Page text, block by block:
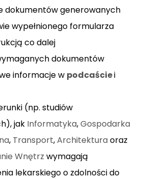
dokumentów generowanych
wypełnionego formularza
co dalej
dokumentów
informacje w podcaściei
(np. studiów
jak Informatyka,Gospodarka
, Transport,Architekturaoraz
Wnętrz wymagają
lekarskiego o zdolności do